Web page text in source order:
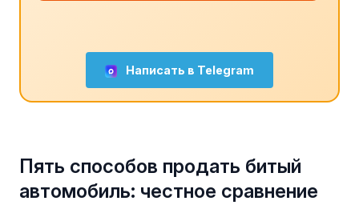
Написать в Telegram
Пять способов продать битый
автомобиль: честное сравнение